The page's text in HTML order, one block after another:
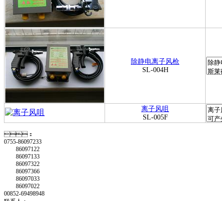
除静电离子风枪
SL-004H
离子风咀
SL-005F
：
0755-86097233
86097122
86097133
86097322
86097366
86097033
86097022
00852-69498948